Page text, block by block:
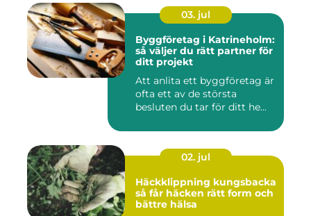
03. jul
Byggföretag i Katrineholm:
så väljer du rätt partner för
ditt projekt
Att anlita ett byggföretag är
ofta ett av de största
besluten du tar för ditt he...
02. jul
Häckklippning kungsbacka
så får häcken rätt form och
bättre hälsa